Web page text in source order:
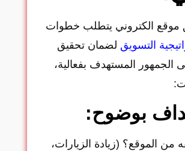
موقع الكتروني يتطلب خطوات
التسويق لضمان تحقيق
الجمهور المستهدف بفعالية،
بوضوح:
من الموقع؟ (زيادة الزيارات،